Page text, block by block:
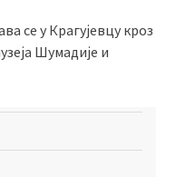
се у Крагујевцу кроз
Шумадије и